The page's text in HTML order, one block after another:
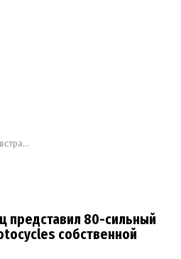
собственной сборки
представил 80-сильный
собственной